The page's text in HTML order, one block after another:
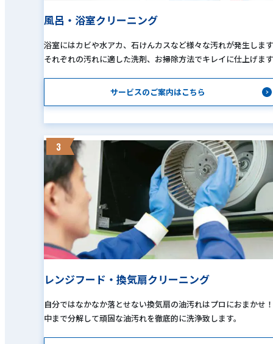
風呂・浴室クリーニング
浴室にはカビや水アカ、石けんカスなど様々な汚れが発生しま
それぞれの汚れに適した洗剤、お掃除方法でキレイに仕上げま
サービスのご案内はこちら
3
レンジフード・換気扇クリーニング
自分ではなかなか落とせない換気扇の油汚れはプロにおまかせ！
中まで分解して頑固な油汚れを徹底的に洗浄致します。